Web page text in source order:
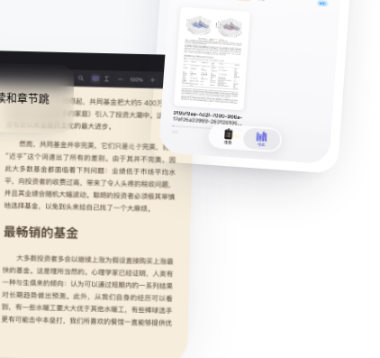
和章节跳